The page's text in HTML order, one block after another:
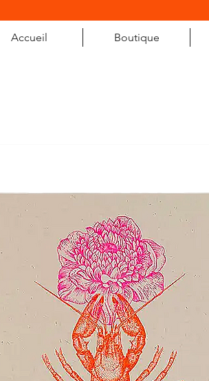
Accueil Boutique